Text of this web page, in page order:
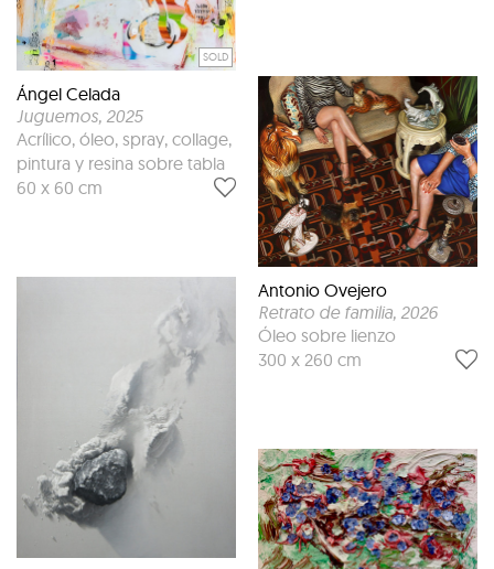
Ángel Celada
SOLD
Juguemos, 2025
Acrílico, óleo, spray, collage,
pintura y resina sobre tabla
60 x 60 cm
Antonio Ovejero
Retrato de familia, 2026
Óleo sobre lienzo
300 x 260 cm